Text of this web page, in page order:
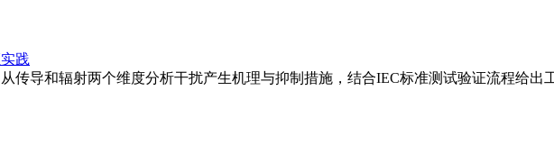
践
传导和辐射两个维度分析干扰产生机理与抑制措施，结合IEC标准测试验证流程给出